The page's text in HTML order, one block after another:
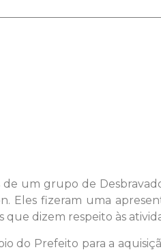
um grupo de
Eles fizeram uma
que dizem respeito às
do Prefeito para a